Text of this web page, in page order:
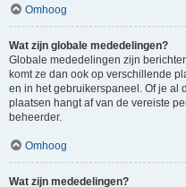
Omhoog
Wat zijn globale mededelingen?
Globale mededelingen zijn
komt ze dan ook op verschillende
en in het gebruikerspaneel. Of je al
plaatsen hangt af van de vereiste
beheerder.
Omhoog
Wat zijn mededelingen?